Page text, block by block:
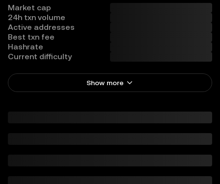
Market cap
24h txn volume
Active addresses
Best txn fee
Hashrate
Current difficulty
Show more